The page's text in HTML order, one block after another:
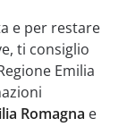
e per restare
ti consiglio
Emilia
Romagna e